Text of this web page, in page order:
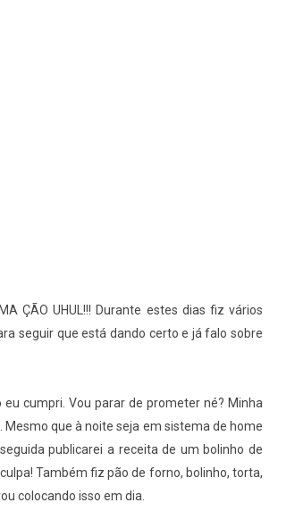
ÇÃO UHUL!!! Durante estes dias fiz vários
seguir que está dando certo e já falo sobre
cumpri. Vou parar de prometer né? Minha
que à noite seja em sistema de home
publicarei a receita de um bolinho de
Também fiz pão de forno, bolinho, torta,
colocando isso em dia.